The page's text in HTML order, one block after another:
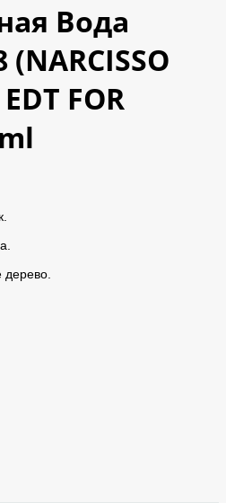
Вода
(NARCISSO
FOR
дерево.